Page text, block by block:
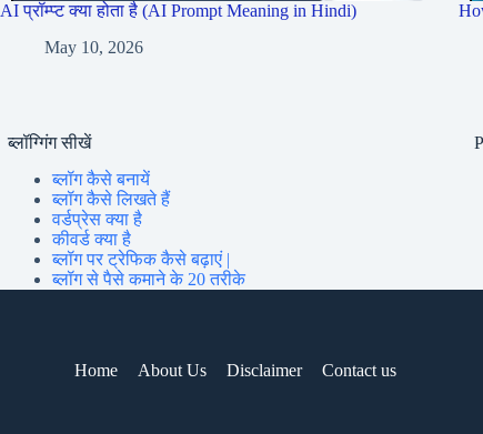
AI प्रॉम्प्ट क्या होता है (AI Prompt Meaning in Hindi)
May 10, 2026
ब्लॉग्गिंग सीखें
ब्लॉग कैसे बनायें
ब्लॉग कैसे लिखते हैं
वर्डप्रेस क्या है
कीवर्ड क्या है
ब्लॉग पर ट्रेफिक कैसे बढ़ाएं |
ब्लॉग से पैसे कमाने के 20 तरीके
Home About Us Disclaimer Contact us